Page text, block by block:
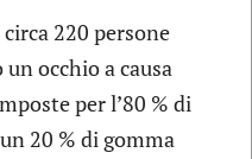
220 persone
occhio a causa
per l’80 % di
20 % di gomma